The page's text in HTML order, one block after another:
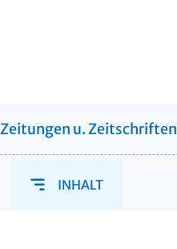
Zeitungen u. Zeitschriften
INHALT